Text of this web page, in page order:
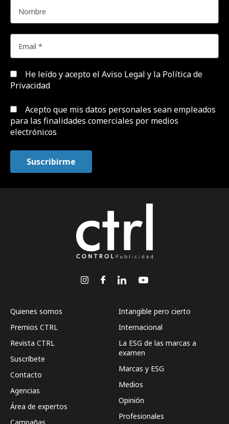
He leído y acepto el Aviso Legal y la Política de
Privacidad
Acepto que mis datos personales sean empleados
para las finalidades comerciales por medios
electrónicos
Quienes somos
Premios CTRL
Revista CTRL
Suscríbete
Contacto
Agencias
Área de expertos
Intangible pero cierto
Internacional
La ESG de las marcas a
examen
Marcas y ESG
Medios
Opinión
Profesionales